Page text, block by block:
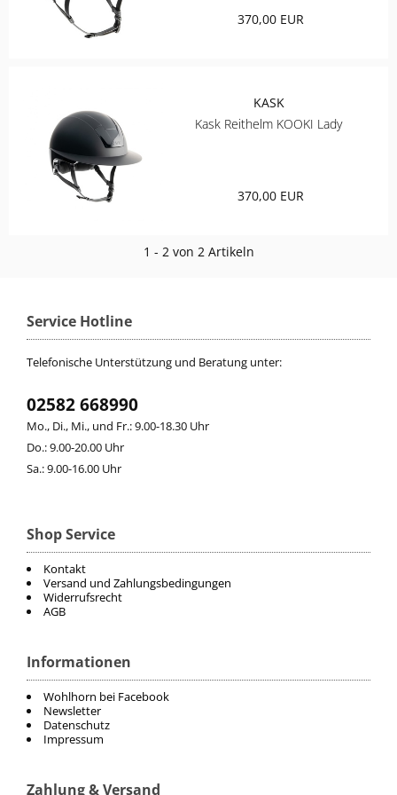
370,00 EUR
KASK
Kask Reithelm KOOKI Lady
370,00 EUR
1 - 2 von 2 Artikeln
Service Hotline
Telefonische Unterstützung und Beratung unter:
02582 668990
Mo., Di., Mi., und Fr.: 9.00-18.30 Uhr
Do.: 9.00-20.00 Uhr
Sa.: 9.00-16.00 Uhr
Shop Service
Kontakt
Versand und Zahlungsbedingungen
Widerrufsrecht
AGB
Informationen
Wohlhorn bei Facebook
Newsletter
Datenschutz
Impressum
Zahlung & Versand
DIE SPIEGELBURG
ACAVALLO
CAVALLERIA TOSCANA
CHRIST
FAIR PLAY
KAVALKADE
KENTUCKY HORSEWEAR
KEP
KINGSLAND EQUESTERIAN